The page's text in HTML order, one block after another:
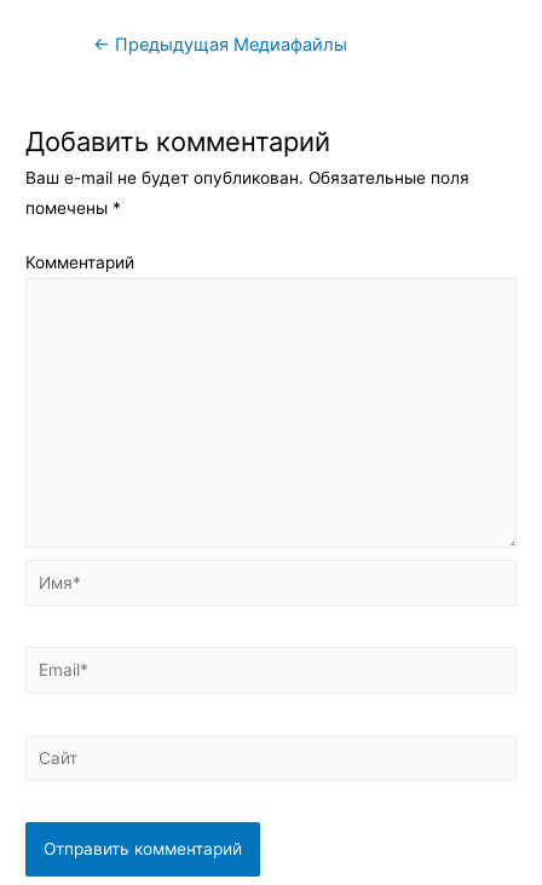
Навигация
← Предыдущая Медиафайлы
Добавить комментарий
Ваш e-mail не будет опубликован. Обязательные поля
помечены *
Комментарий
Имя*
Email*
Сайт